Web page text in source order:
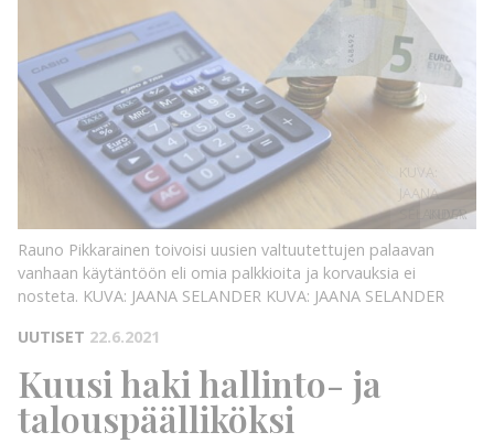
KUVA:
KUVA:
JAANA
SELANDER
Rauno Pikkarainen toivoisi uusien valtuutettujen palaavan
vanhaan käytäntöön eli omia palkkioita ja korvauksia ei
nosteta. KUVA: JAANA SELANDER KUVA: JAANA SELANDER
UUTISET 22.6.2021
Kuusi haki hallinto- ja
talouspäälliköksi